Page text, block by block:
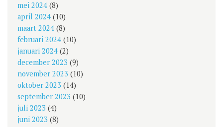
mei 2024 (8)
april 2024 (10)
maart 2024 (8)
februari 2024 (10)
januari 2024 (2)
december 2023 (9)
november 2023 (10)
oktober 2023 (14)
september 2023 (10)
juli 2023 (4)
juni 2023 (8)